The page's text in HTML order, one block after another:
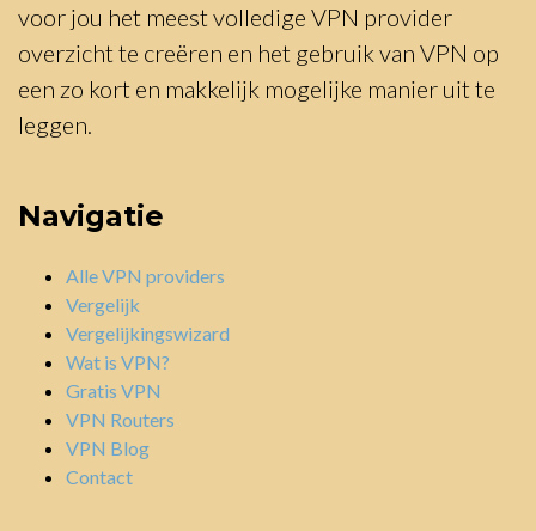
voor jou het meest volledige VPN provider
overzicht te creëren en het gebruik van VPN op
een zo kort en makkelijk mogelijke manier uit te
leggen.
Navigatie
Alle VPN providers
Vergelijk
Vergelijkingswizard
Wat is VPN?
Gratis VPN
VPN Routers
VPN Blog
Contact